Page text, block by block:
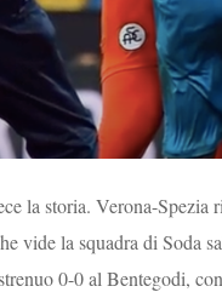
la storia. Verona-
vide la squadra di Soda
0-0 al Bentegodi,